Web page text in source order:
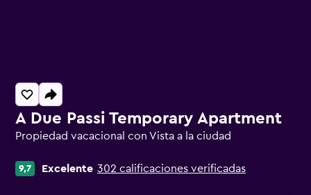
A Due Passi Temporary Apartment
Propiedad vacacional con Vista a la ciudad
9,7 Excelente 302 calificaciones verificadas